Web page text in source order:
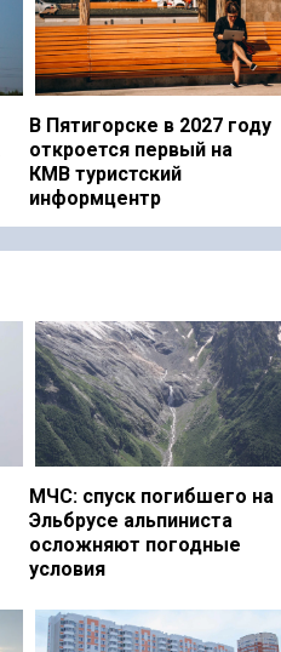
В Пятигорске в 2027 году
откроется первый на
КМВ туристский
информцентр
МЧС: спуск погибшего на
Эльбрусе альпиниста
осложняют погодные
условия